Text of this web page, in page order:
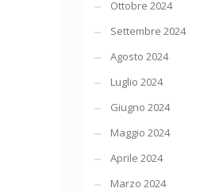
Ottobre 2024
Settembre 2024
Agosto 2024
Luglio 2024
Giugno 2024
Maggio 2024
Aprile 2024
Marzo 2024